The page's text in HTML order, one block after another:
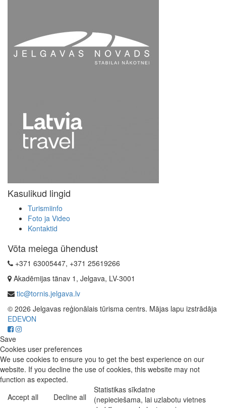
Kasulikud lingid
Turismiinfo
Foto ja Video
Kontaktid
Võta meiega ühendust
+371 63005447, +371 25619266
Akadēmijas tänav 1, Jelgava, LV-3001
tic@tornis.jelgava.lv
© 2026 Jelgavas reģionālais tūrisma centrs. Mājas lapu izstrādāja
EDEVON
Save
Cookies user preferences
We use cookies to ensure you to get the best experience on our
website. If you decline the use of cookies, this website may not
function as expected.
Accept all
Decline all
Statistikas sīkdatne
(nepieciešama, lai uzlabotu vietnes